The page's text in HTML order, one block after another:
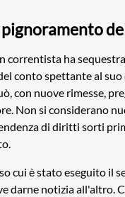
correntista ha
conto spettante al
con nuove rimesse,
Non si considerano
di diritti sorti
cui è stato eseguito il
darne notizia all'altro.